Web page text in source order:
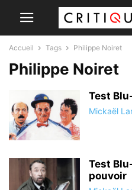
Accueil Tags Philippe Noiret
Philippe Noiret
Test
Mickaël
Test
pouvoir